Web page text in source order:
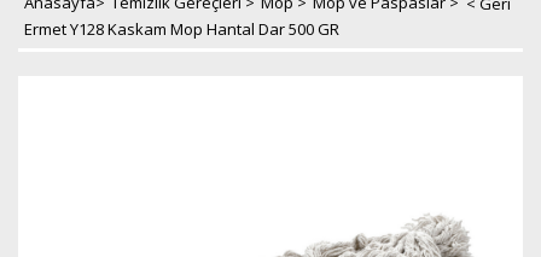
Ermet Y128 Kaskam Mop Hantal Dar 500 GR